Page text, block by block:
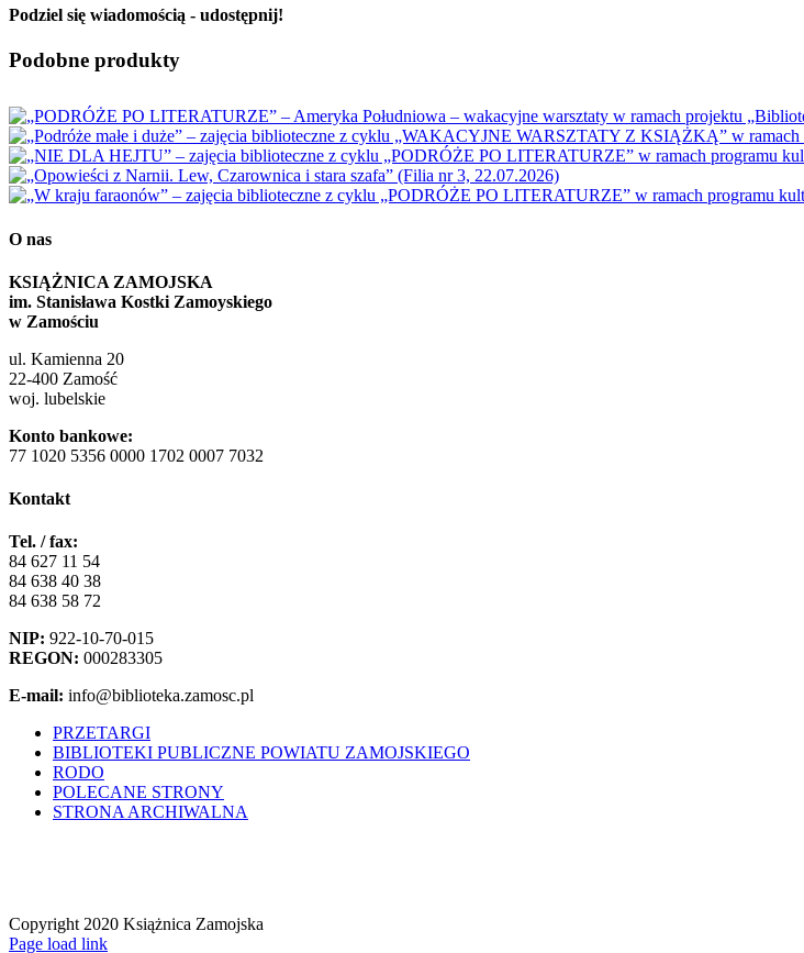
Podziel się wiadomością - udostępnij!
Facebook
X
Reddit
LinkedIn
WhatsApp
Tumblr
Pinterest
Vk
Email
Podobne produkty
O nas
KSIĄŻNICA ZAMOJSKA
im. Stanisława Kostki Zamoyskiego
w Zamościu
ul. Kamienna 20
22-400 Zamość
woj. lubelskie
Konto bankowe:
77 1020 5356 0000 1702 0007 7032
Kontakt
Tel. / fax:
84 627 11 54
84 638 40 38
84 638 58 72
NIP: 922-10-70-015
REGON: 000283305
E-mail: info@biblioteka.zamosc.pl
PRZETARGI
BIBLIOTEKI PUBLICZNE POWIATU ZAMOJSKIEGO
RODO
POLECANE STRONY
STRONA ARCHIWALNA
Copyright 2020 Książnica Zamojska
Facebook
YouTube
Instagram
Tiktok
Page load link